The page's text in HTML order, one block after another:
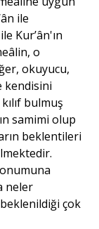
ile
Kur’ân'ın
o
okuyucu,
kendisini
bulmuş
samimi olup
beklentileri
neler
çok